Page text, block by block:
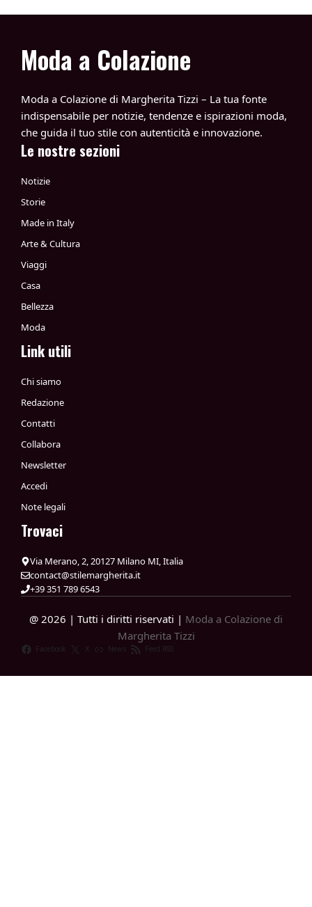
Moda a Colazione
Moda a Colazione di Margherita Tizzi – La tua fonte
indispensabile per notizie, tendenze e ispirazioni moda,
che guida il tuo stile con autenticità e innovazione.
Le nostre sezioni
Notizie
Storie
Made in Italy
Arte & Cultura
Viaggi
Casa
Bellezza
Moda
Link utili
Chi siamo
Redazione
Contatti
Collabora
Newsletter
Accedi
Note legali
Trovaci
Via Merano, 2, 20127 Milano MI, Italia
contact@stilemargherita.it
+39 351 789 6543
@ 2026 | Tutti i diritti riservati | Moda a Colazione di
Margherita Tizzi
Facebook X News Feed RSS